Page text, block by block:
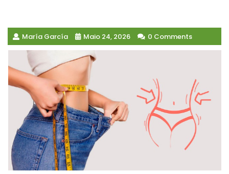
María García Maio 24, 2026 0 Comments